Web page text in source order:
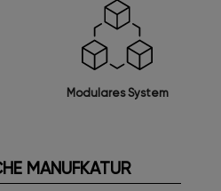
Modulares System
MANUFKATUR